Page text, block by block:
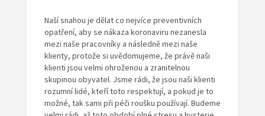
Naší snahou je dělat co nejvíce preventivních
opatření, aby se nákaza koronaviru nezanesla
mezi naše pracovníky a následně mezi naše
klienty, protože si uvědomujeme, že právě naši
klienti jsou velmi ohroženou a zranitelnou
skupinou obyvatel. Jsme rádi, že jsou naši klienti
rozumní lidé, kteří toto respektují, a pokud je to
možné, tak sami při péči roušku používají. Budeme